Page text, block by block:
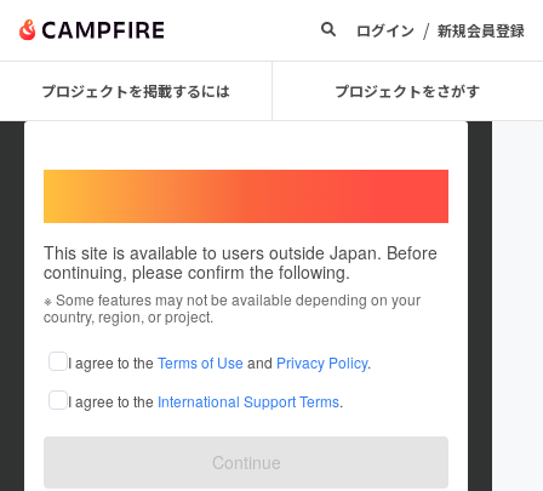
ログイン / 新規会員登録
プロジェクトを掲載するには プロジェクトをさがす
This site is available to users outside Japan. Before
continuing, please confirm the following.
※ Some features may not be available depending on your
country, region, or project.
I agree to the Terms of Use and Privacy Policy.
I agree to the International Support Terms.
Continue
iwatacci
これまでに1件のプロジェクトを投稿しています
在住国：未設定
出身国：未設定